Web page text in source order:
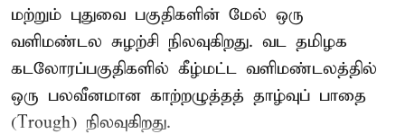
மற்றும் புதுவை பகுதிகளின் மேல் ஒரு
வளிமண்டல சுழற்சி நிலவுகிறது. வட தமிழக
கடலோரப்பகுதிகளில் கீழ்மட்ட வளிமண்டலத்தில்
ஒரு பலவீனமான காற்றழுத்தத் தாழ்வுப் பாதை
(Trough) நிலவுகிறது.